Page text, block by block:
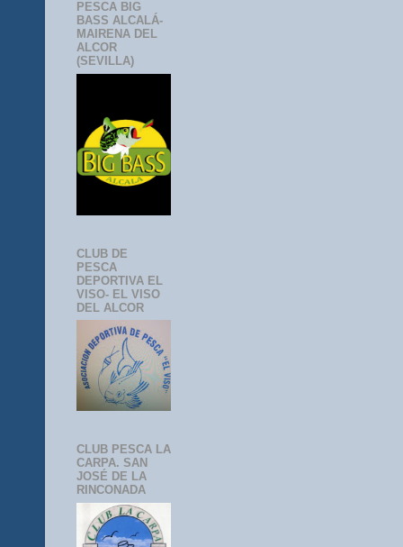
PESCA BIG
BASS ALCALÁ-
MAIRENA DEL
ALCOR
(SEVILLA)
CLUB DE
PESCA
DEPORTIVA EL
VISO- EL VISO
DEL ALCOR
CLUB PESCA LA
CARPA. SAN
JOSÉ DE LA
RINCONADA